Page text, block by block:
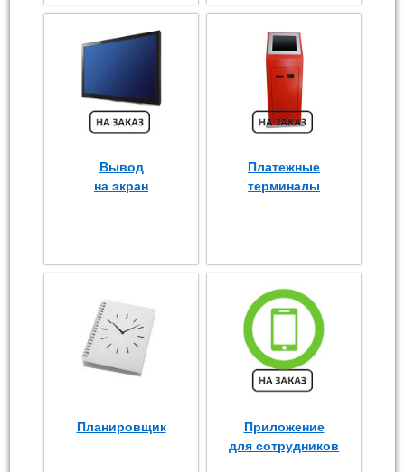
Вывод
на экран
Платежные
терминалы
Планировщик
Приложение
для сотрудников